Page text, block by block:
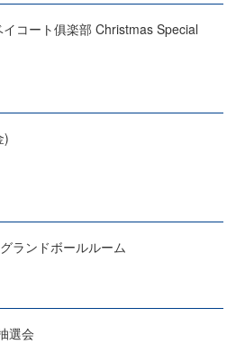
コート俱楽部 Christmas Special
)
ランドボールルーム
選会